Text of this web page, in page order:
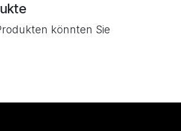
könnten Sie